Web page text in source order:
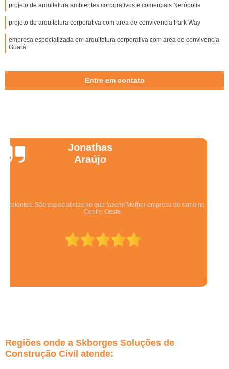
projeto de arquitetura ambientes corporativos e comerciais Nerópolis
projeto de arquitetura corporativa com area de convivencia Park Way
empresa especializada em arquitetura corporativa com area de convivencia
Guará
Entre em contato
Wanessa
Marques
Equipe qualificada, atendimento muito pontual e de forma organizada.
Preza pela qualidade, bom gosto e preço justo.
Regiões onde a Skborges Soluções de
Construção Civil atende: